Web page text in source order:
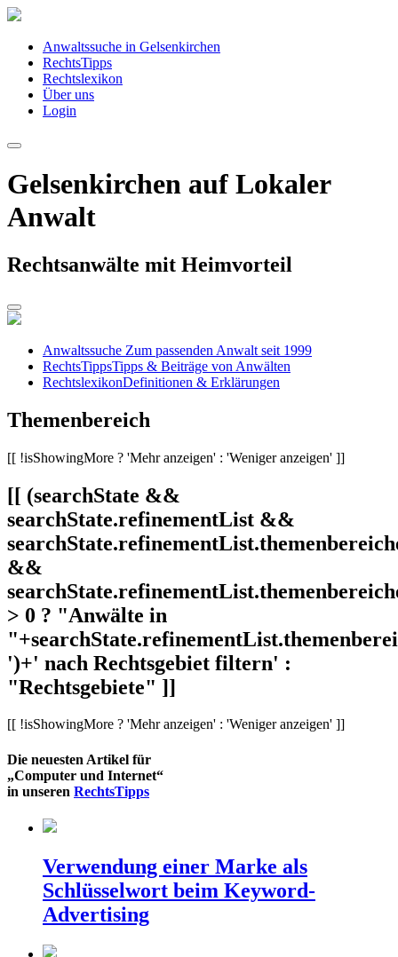
Anwaltssuche in Gelsenkirchen
RechtsTipps
Rechtslexikon
Über uns
Login
Gelsenkirchen auf Lokaler
Anwalt
Rechtsanwälte mit Heimvorteil
Anwaltssuche Zum passenden Anwalt seit 1999
RechtsTippsTipps & Beiträge von Anwälten
RechtslexikonDefinitionen & Erklärungen
Themenbereich
[[ !isShowingMore ? 'Mehr anzeigen' : 'Weniger anzeigen' ]]
[[ (searchState &&
searchState.refinementList &&
&&
> 0 ? "Anwälte in
')+' nach Rechtsgebiet filtern' :
"Rechtsgebiete" ]]
[[ !isShowingMore ? 'Mehr anzeigen' : 'Weniger anzeigen' ]]
Die neuesten Artikel für
„Computer und Internet“
in unseren RechtsTipps
Verwendung einer Marke als
Schlüsselwort beim Keyword-
Advertising